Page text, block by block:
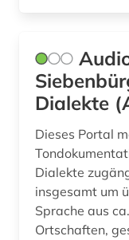
rock-
rumänien (1)
saarland (1)
Dialekte
Dieses Portal
Dialekte
insgesamt um
Sprache aus
Ortschaften,